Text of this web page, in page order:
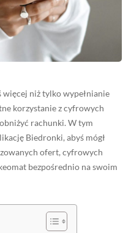
więcej niż tylko wypełnianie
korzystanie z cyfrowych
rachunki. W tym
Biedronki, abyś mógł
ofert, cyfrowych
bezpośrednio na swoim